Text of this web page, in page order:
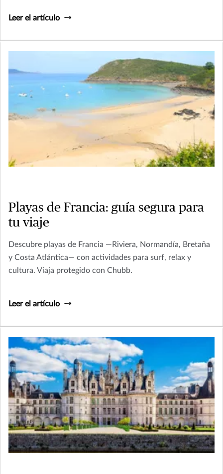
Leer el artículo
Playas de Francia: guía segura para
tu viaje
Descubre playas de Francia —Riviera, Normandía, Bretaña
y Costa Atlántica— con actividades para surf, relax y
cultura. Viaja protegido con Chubb.
Leer el artículo